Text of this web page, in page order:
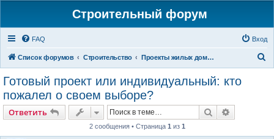
Строительный форум
FAQ Вход
Список форумов Строительство Проекты жилых домов и коттеджей
Готовый проект или индивидуальный: кто
пожалел о своем выборе?
Ответить Поиск
2 сообщения • Страница 1 из 1